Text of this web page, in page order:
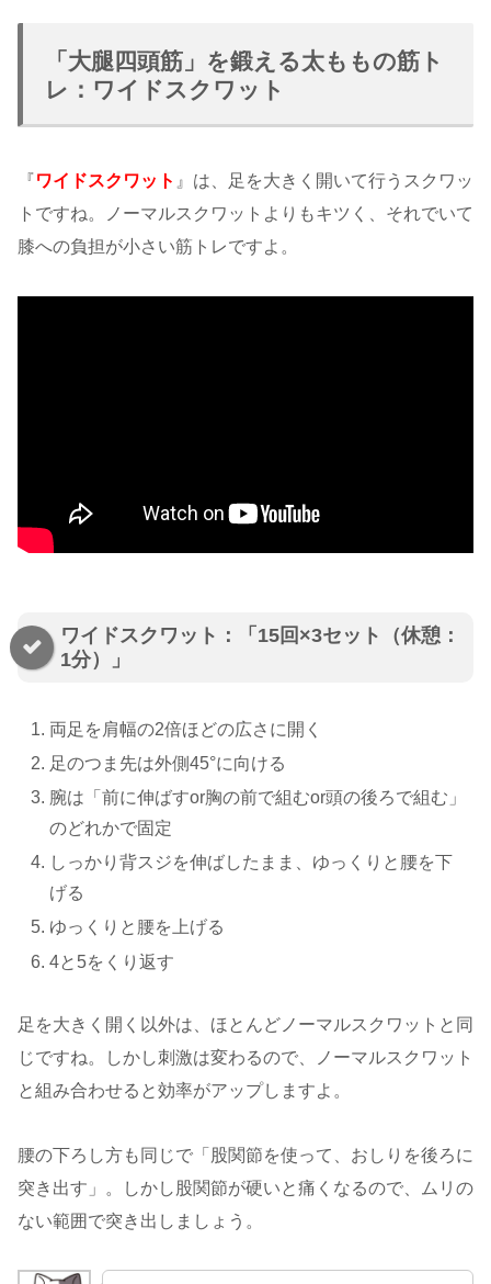
「大腿四頭筋」を鍛える太ももの筋ト
レ：ワイドスクワット
『ワイドスクワット 』は、足を大きく開いて行うスクワッ
トですね。ノーマルスクワットよりもキツく、それでいて
膝への負担が小さい筋トレですよ。
ワイドスクワット：「15回×3セット（休憩：
1分）」
両足を肩幅の2倍ほどの広さに開く
足のつま先は外側45°に向ける
腕は「前に伸ばすor胸の前で組むor頭の後ろで組む」
のどれかで固定
しっかり背スジを伸ばしたまま、ゆっくりと腰を下
げる
ゆっくりと腰を上げる
4と5をくり返す
足を大きく開く以外は、ほとんどノーマルスクワットと同
じですね。しかし刺激は変わるので、ノーマルスクワット
と組み合わせると効率がアップしますよ。
腰の下ろし方も同じで「股関節を使って、おしりを後ろに
突き出す」。しかし股関節が硬いと痛くなるので、ムリの
ない範囲で突き出しましょう。